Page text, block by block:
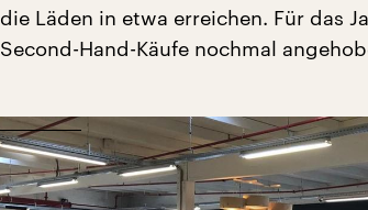
die Läden in etwa erreichen. Für das
Second-Hand-Käufe nochmal